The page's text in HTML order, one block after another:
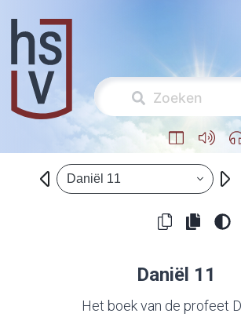
Daniël 11
Daniël 11
Het boek van de profeet